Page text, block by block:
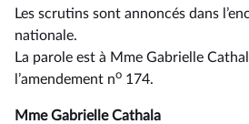
Les scrutins sont annoncés dans
nationale.
La parole est à Mme Gabrielle
l’amendement no 174.
Mme Gabrielle Cathala